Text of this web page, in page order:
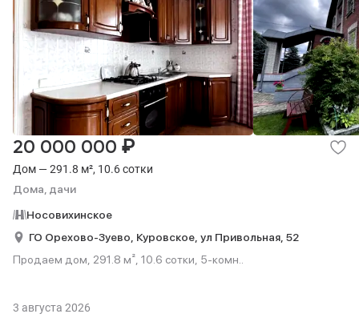
Дом — 291.8 м², 10.6 сотки
Дома, дачи
20 000 000 ₽
Носовихинское
ГО Орехово-Зуево, Куровское, ул Привольная, 52
Продаем дом, 291.8 м², 10.6 сотки, 5-комн..
3 августа 2026